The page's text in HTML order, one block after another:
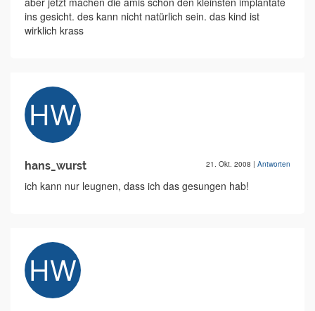
ins gesicht. des kann nicht natürlich sein. das kind ist
wirklich krass
hans_wurst 21. Okt. 2008 | Antworten
ich kann nur leugnen, dass ich das gesungen hab!